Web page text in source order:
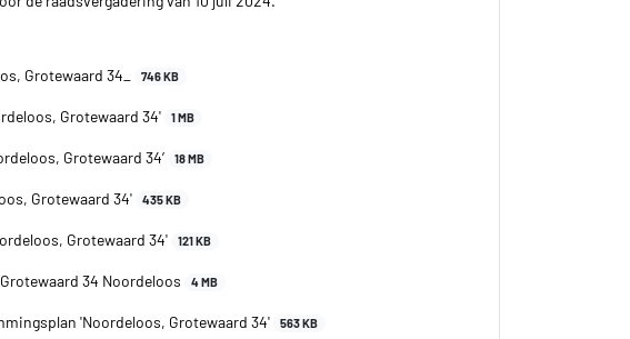
Grotewaard 34_
746 KB
Grotewaard 34' 1 MB
Grotewaard 34’ 18 MB
Grotewaard 34' 435 KB
Grotewaard 34' 121 KB
34 Noordeloos 4 MB
'Noordeloos, Grotewaard 34' 563 KB